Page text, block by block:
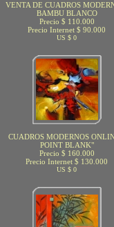
VENTA DE CUADROS
BAMBU BLANCO
Precio $ 110.000
Precio Internet $ 90.000
US $ 0
CUADROS MODERNOS
POINT BLANK"
Precio $ 160.000
Precio Internet $ 130.000
US $ 0